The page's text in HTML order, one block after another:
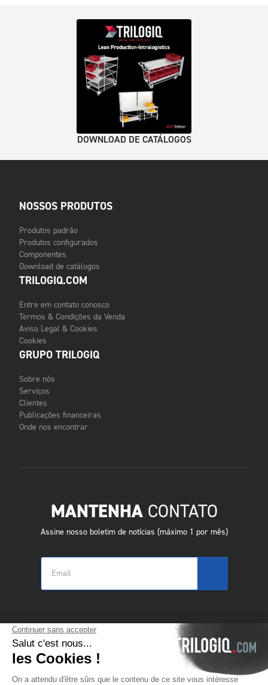
DOWNLOAD DE CATÁLOGOS
NOSSOS PRODUTOS
Produtos padrão
Produtos configurados
Componentes
Download de catálogos
TRILOGIQ.COM
Entre em contato conosco
Termos & Condições da Venda
Aviso Legal & Cookies
Cookies
GRUPO TRILOGIQ
Sobre nós
Serviços
Clientes
Publicações financeiras
Onde nos encontrar
MANTENHACONTATO
Assine nosso boletim de notícias (máximo 1 por mês)